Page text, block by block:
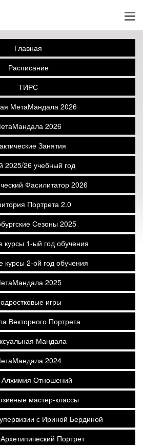
Главная
Расписание
ТИРС
МетаМандала 2026
2026
Занятия
2025/26 учебный год
Фасилитатор 2026
Портрета 2.0
Сезоны 2025
курсы 1-ый год обучения
курсы 2-ой год обучения
2025
игры
Векторного Портрета
Мандала
2024
Алхимия Отношений
мастер-классы
с Ириной Бердиной
Портрет